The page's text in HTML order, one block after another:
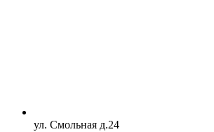
ул. Смольная д.24